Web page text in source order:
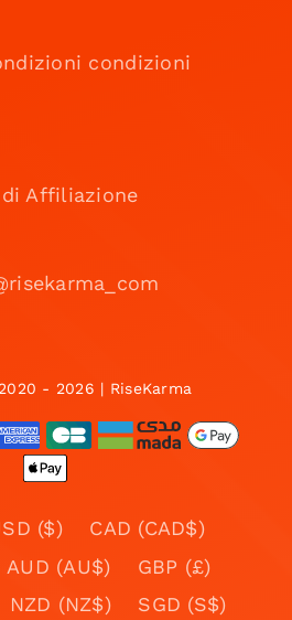
condizioni
di Affiliazione
- 2026 | RiseKarma
($)
CAD (CAD$)
AUD (AU$)
GBP (£)
NZD (NZ$)
SGD (S$)